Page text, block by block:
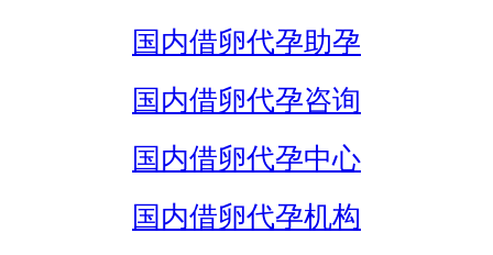
国内借卵代孕助孕
国内借卵代孕咨询
国内借卵代孕中心
国内借卵代孕机构